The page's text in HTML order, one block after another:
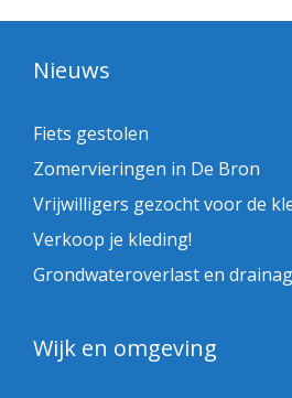
Nieuws
Fiets gestolen
Zomervieringen in De Bron
Vrijwilligers gezocht voor de
Verkoop je kleding!
Grondwateroverlast en
Wijk en omgeving